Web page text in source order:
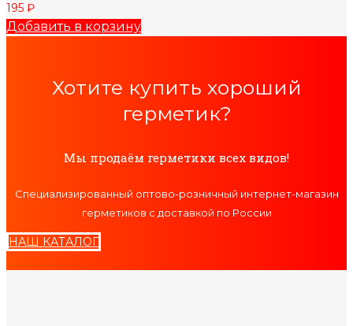
195 ₽
Добавить в корзину
Хотите купить хороший
герметик?
Мы продаём герметики всех видов!
Специализированный оптово-розничный интернет-магазин
герметиков с доставкой по России
НАШ КАТАЛОГ